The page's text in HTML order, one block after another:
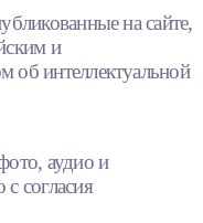
на сайте,
и
об интеллектуальной
аудио и
согласия